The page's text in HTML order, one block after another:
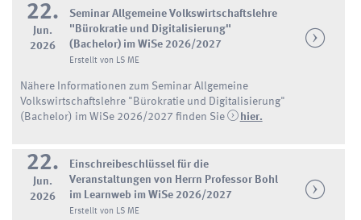
22.
Jun.
2026
Seminar Allgemeine Volkswirtschaftslehre
"Bürokratie und Digitalisierung"
(Bachelor) im WiSe 2026/2027
Erstellt von LS ME
Nähere Informationen zum Seminar Allgemeine
Volkswirtschaftslehre "Bürokratie und Digitalisierung"
(Bachelor) im WiSe 2026/2027 finden Sie
hier.
22.
Jun.
2026
Einschreibeschlüssel für die
Veranstaltungen von Herrn Professor Bohl
im Learnweb im WiSe 2026/2027
Erstellt von LS ME